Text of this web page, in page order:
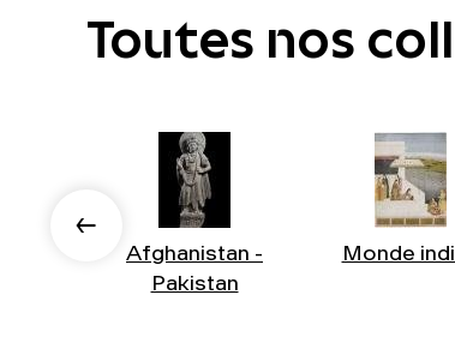
Toutes nos
Afghanistan -
Pakistan
Monde